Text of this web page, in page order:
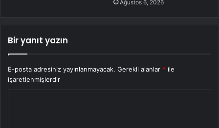
Ağustos 6, 2026
Bir yanıt yazın
E-posta adresiniz yayınlanmayacak. Gerekli alanlar * ile
işaretlenmişlerdir